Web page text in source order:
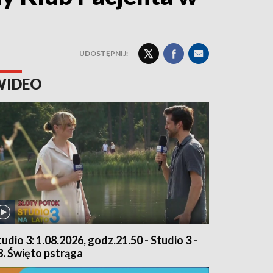
UDOSTĘPNIJ:
3: 1.08.2026, godz.21.50 - Studio 3 -
Święto pstrąga